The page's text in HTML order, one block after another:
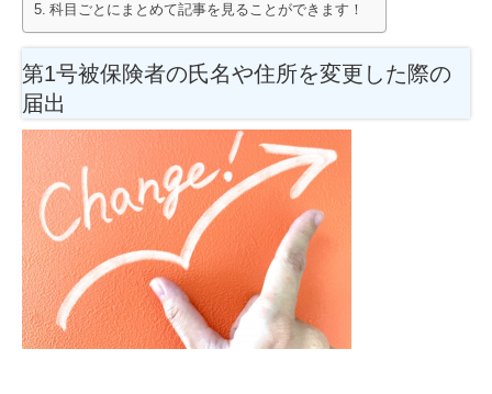
科目ごとにまとめて記事を見ることができます！
第1号被保険者の氏名や住所を変更した際の
届出